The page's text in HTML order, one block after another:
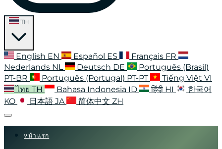
English EN Español ES Français FR
Nederlands NL Deutsch DE
Português (Brasil)
PT-BR
Português (Portugal) PT-PT Tiếng Việt VI
ไทย TH Bahasa Indonesia ID हिंदी HI
한국어
KO
日本語 JA 简体中文 ZH
หน้าแรก